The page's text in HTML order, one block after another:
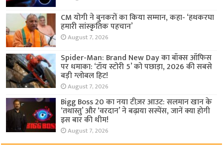
CM योगी ने बुनकरों का किया सम्मान, कहा- ‘हथकरघा
हमारी सांस्कृतिक पहचान’
August 7, 2026
Spider-Man: Brand New Day का बॉक्स ऑफिस
पर धमाका: ‘टॉय स्टोरी 5’ को पछाड़ा, 2026 की सबसे
बड़ी ग्लोबल हिट!
August 7, 2026
Bigg Boss 20 का नया टीज़र आउट: सलमान खान के
‘तथास्तु’ और ‘वरदान’ ने बढ़ाया सस्पेंस, जानें क्या होगी
इस बार की थीम!
August 7, 2026